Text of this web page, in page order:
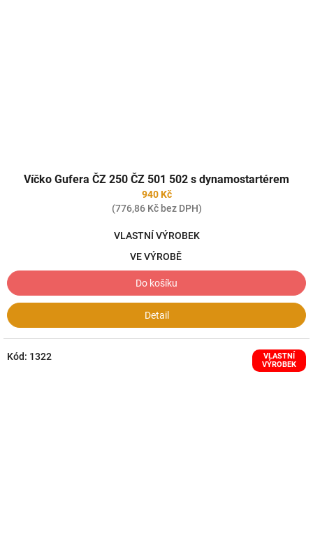
Víčko Gufera ČZ 250 ČZ 501 502 s dynamostartérem
940 Kč
(776,86 Kč bez DPH)
VLASTNÍ VÝROBEK
VE VÝROBĚ
Do košíku
Detail
VLASTNÍ
VÝROBEK
Kód: 1322